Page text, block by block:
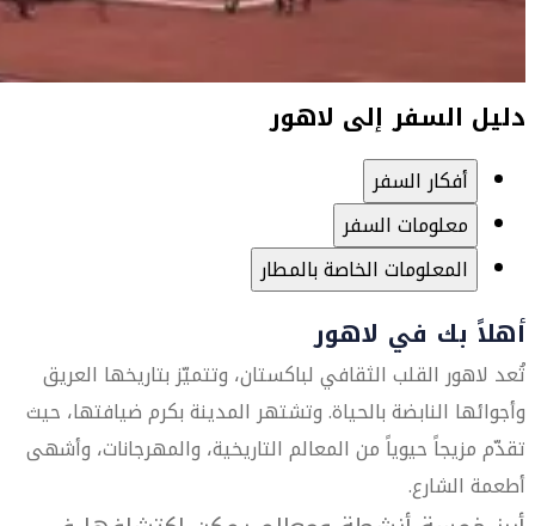
دليل السفر إلى لاهور
أفكار السفر
معلومات السفر
المعلومات الخاصة بالمطار
أهلاً بك في لاهور
تُعد لاهور القلب الثقافي لباكستان، وتتميّز بتاريخها العريق
وأجوائها النابضة بالحياة. وتشتهر المدينة بكرم ضيافتها، حيث
تقدّم مزيجاً حيوياً من المعالم التاريخية، والمهرجانات، وأشهى
أطعمة الشارع.